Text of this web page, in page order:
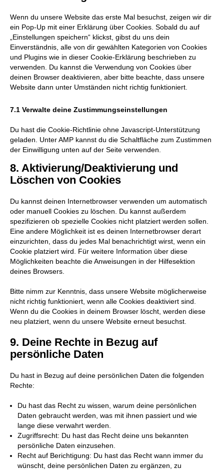
Wenn du unsere Website das erste Mal besuchst, zeigen wir dir
ein Pop-Up mit einer Erklärung über Cookies. Sobald du auf
„Einstellungen speichern“ klickst, gibst du uns dein
Einverständnis, alle von dir gewählten Kategorien von Cookies
und Plugins wie in dieser Cookie-Erklärung beschrieben zu
verwenden. Du kannst die Verwendung von Cookies über
deinen Browser deaktivieren, aber bitte beachte, dass unsere
Website dann unter Umständen nicht richtig funktioniert.
7.1 Verwalte deine Zustimmungseinstellungen
Du hast die Cookie-Richtlinie ohne Javascript-Unterstützung
geladen. Unter AMP kannst du die Schaltfläche zum Zustimmen
der Einwilligung unten auf der Seite verwenden.
8. Aktivierung/Deaktivierung und
Löschen von Cookies
Du kannst deinen Internetbrowser verwenden um automatisch
oder manuell Cookies zu löschen. Du kannst außerdem
spezifizieren ob spezielle Cookies nicht platziert werden sollen.
Eine andere Möglichkeit ist es deinen Internetbrowser derart
einzurichten, dass du jedes Mal benachrichtigt wirst, wenn ein
Cookie platziert wird. Für weitere Information über diese
Möglichkeiten beachte die Anweisungen in der Hilfesektion
deines Browsers.
Bitte nimm zur Kenntnis, dass unsere Website möglicherweise
nicht richtig funktioniert, wenn alle Cookies deaktiviert sind.
Wenn du die Cookies in deinem Browser löscht, werden diese
neu platziert, wenn du unsere Website erneut besuchst.
9. Deine Rechte in Bezug auf
persönliche Daten
Du hast in Bezug auf deine persönlichen Daten die folgenden
Rechte:
Du hast das Recht zu wissen, warum deine persönlichen
Daten gebraucht werden, was mit ihnen passiert und wie
lange diese verwahrt werden.
Zugriffsrecht: Du hast das Recht deine uns bekannten
persönliche Daten einzusehen.
Recht auf Berichtigung: Du hast das Recht wann immer du
wünscht, deine persönlichen Daten zu ergänzen, zu